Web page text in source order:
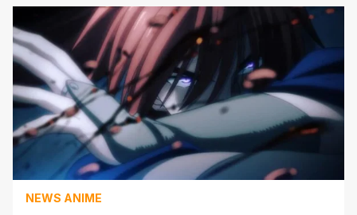
ha fatto nascere aspettative su un potenziale ritorno a
Night City. Il trailer rilasciato durante la Geeked Week di
Netflix ha catturato l’attenzione [']
NEWS ANIME